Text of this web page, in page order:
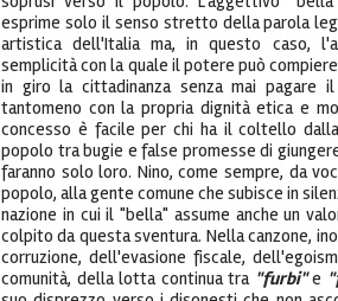
esprime solo il senso stretto della parola
artistica dell'Italia ma, in questo caso,
semplicità con la quale il potere può
in giro la cittadinanza senza mai pagare
tantomeno con la propria dignità etica e
concesso è facile per chi ha il coltello
popolo tra bugie e false promesse di
faranno solo loro. Nino, come sempre, da
popolo, alla gente comune che subisce in
nazione in cui il "bella" assume anche un
colpito da questa sventura. Nella canzone,
corruzione, dell'evasione fiscale,
comunità, della lotta continua tra "furbi"e